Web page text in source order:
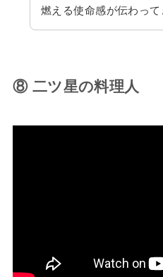
燃える使命感が伝わって
⑧ 二ツ星の料理人